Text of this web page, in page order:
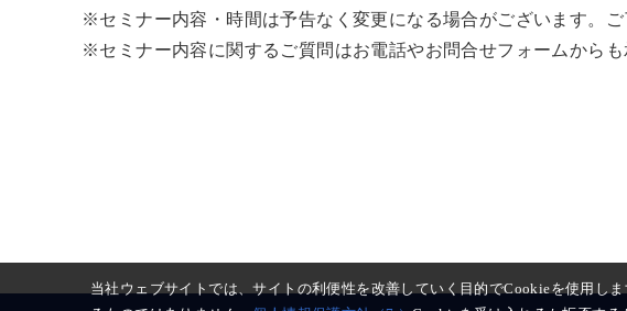
※セミナー内容・時間は予告なく変更になる場合がございます。ご
※セミナー内容に関するご質問はお電話やお問合せフォームからも
当社ウェブサイトでは、サイトの利便性を改善していく目的でCookieを使用し